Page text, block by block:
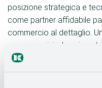
posizione strategica e
come partner affidabile
commercio al dettaglio.
successo risiede nei
utilizzati a Bohmte.
elevati standard di